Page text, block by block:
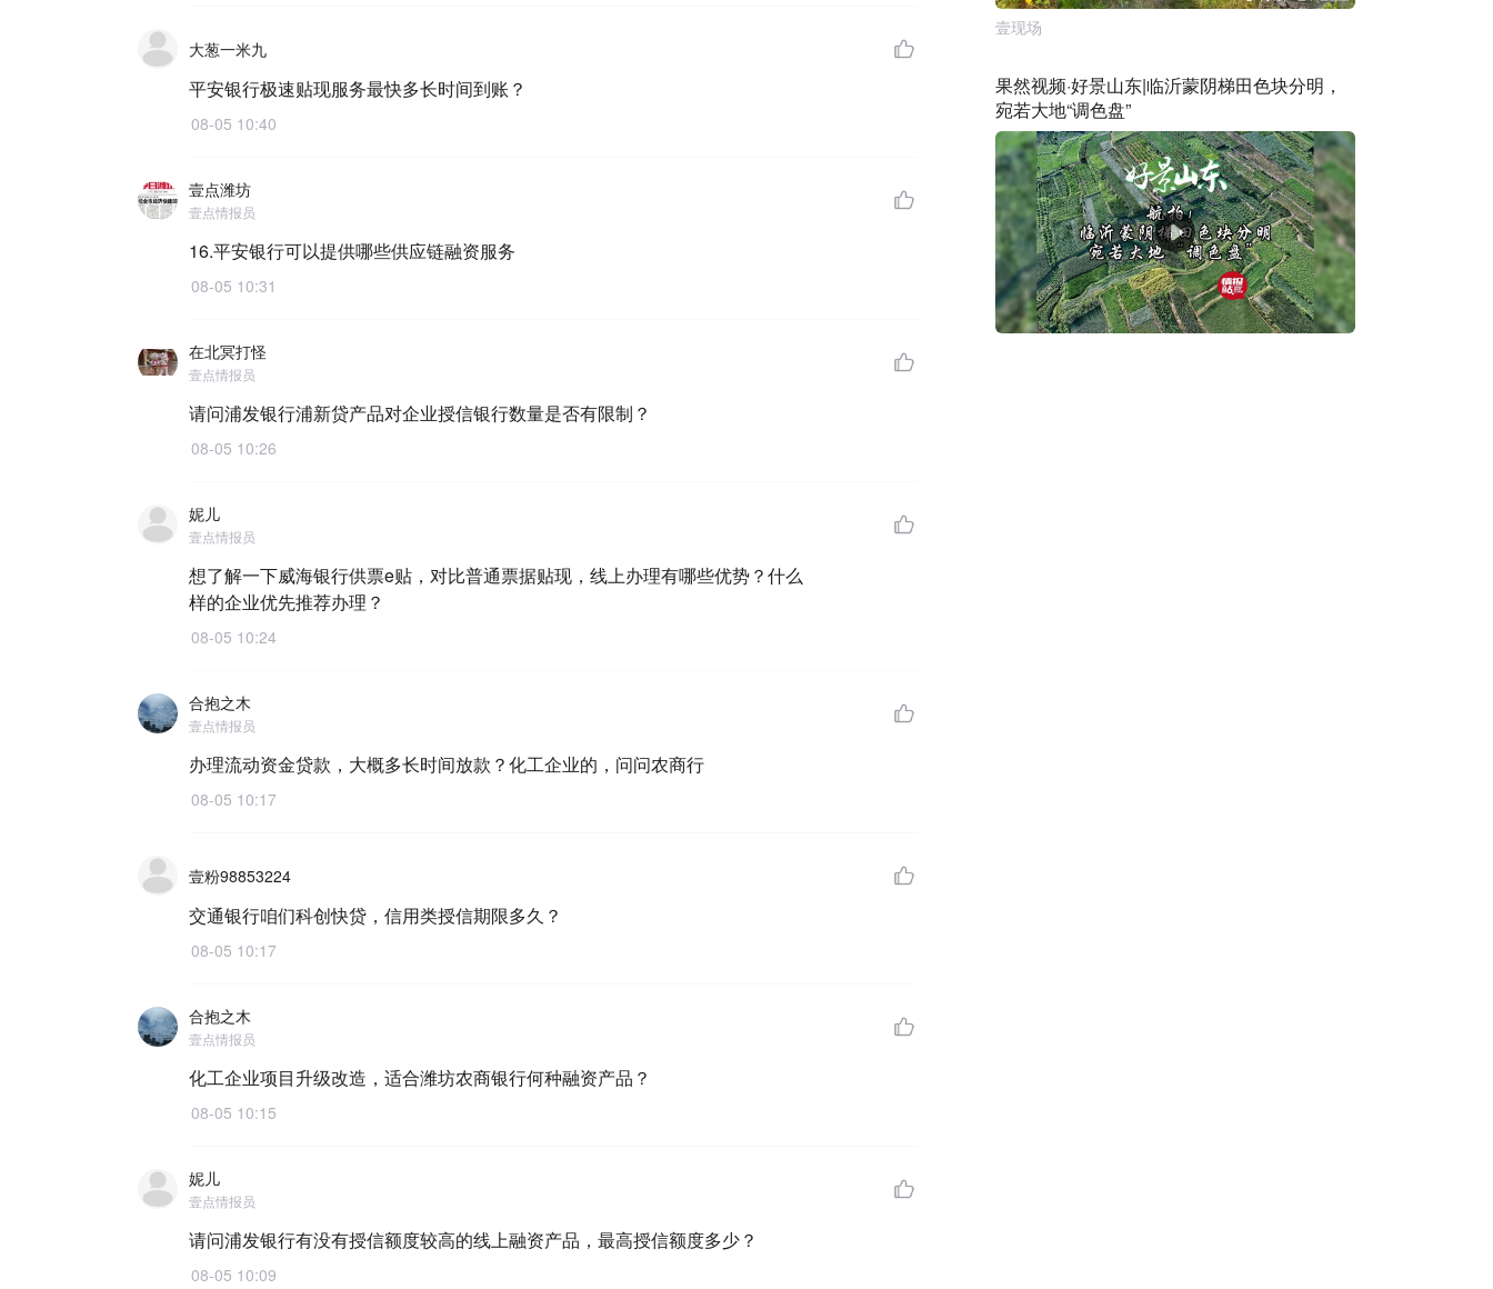
壹现场
果然视频·好景山东|临沂蒙阴梯田色块分明，
宛若大地“调色盘”
大葱一米九
平安银行极速贴现服务最快多长时间到账？
08-05 10:40
壹点潍坊
壹点情报员
16.平安银行可以提供哪些供应链融资服务
08-05 10:31
在北冥打怪
壹点情报员
请问浦发银行浦新贷产品对企业授信银行数量是否有限制？
08-05 10:26
妮儿
壹点情报员
想了解一下威海银行供票e贴，对比普通票据贴现，线上办理有哪些优势？什么
样的企业优先推荐办理？
08-05 10:24
合抱之木
壹点情报员
办理流动资金贷款，大概多长时间放款？化工企业的，问问农商行
08-05 10:17
壹粉98853224
交通银行咱们科创快贷，信用类授信期限多久？
08-05 10:17
合抱之木
壹点情报员
化工企业项目升级改造，适合潍坊农商银行何种融资产品？
08-05 10:15
妮儿
壹点情报员
请问浦发银行有没有授信额度较高的线上融资产品，最高授信额度多少？
08-05 10:09